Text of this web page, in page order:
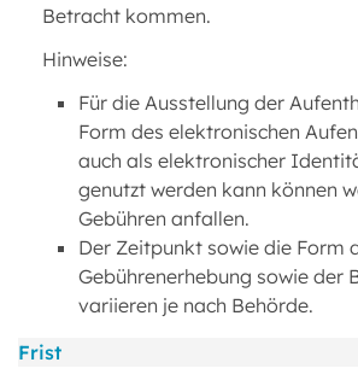
Betracht kommen.
Hinweise:
Für die Ausstellung der
Form des elektronischen
auch als elektronischer
genutzt werden kann können
Gebühren anfallen.
Der Zeitpunkt sowie die Form
Gebührenerhebung sowie der
variieren je nach Behörde.
Frist